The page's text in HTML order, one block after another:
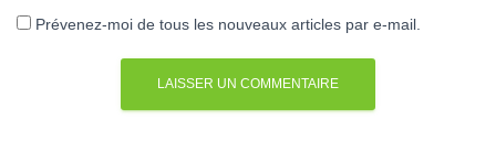
Prévenez-moi de tous les nouveaux articles par e-mail.